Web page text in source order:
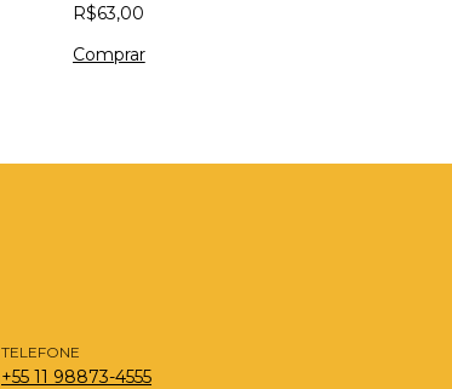
R$63,00
TELEFONE
+55 11 98873-4555